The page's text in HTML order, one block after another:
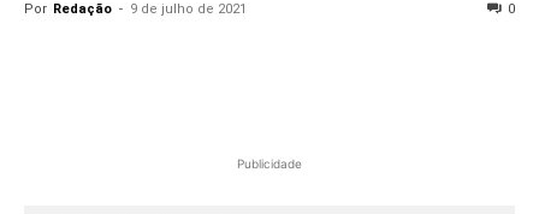
Por Redação - 9 de julho de 2021 0
Publicidade